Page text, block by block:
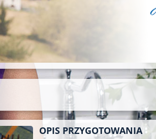
OPIS PRZYGOTOWANIA